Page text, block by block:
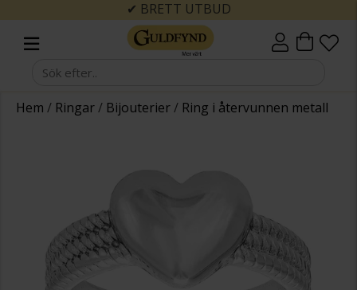
✔ BRETT UTBUD
Hem / Ringar/ Bijouterier/ Ring i återvunnen metall